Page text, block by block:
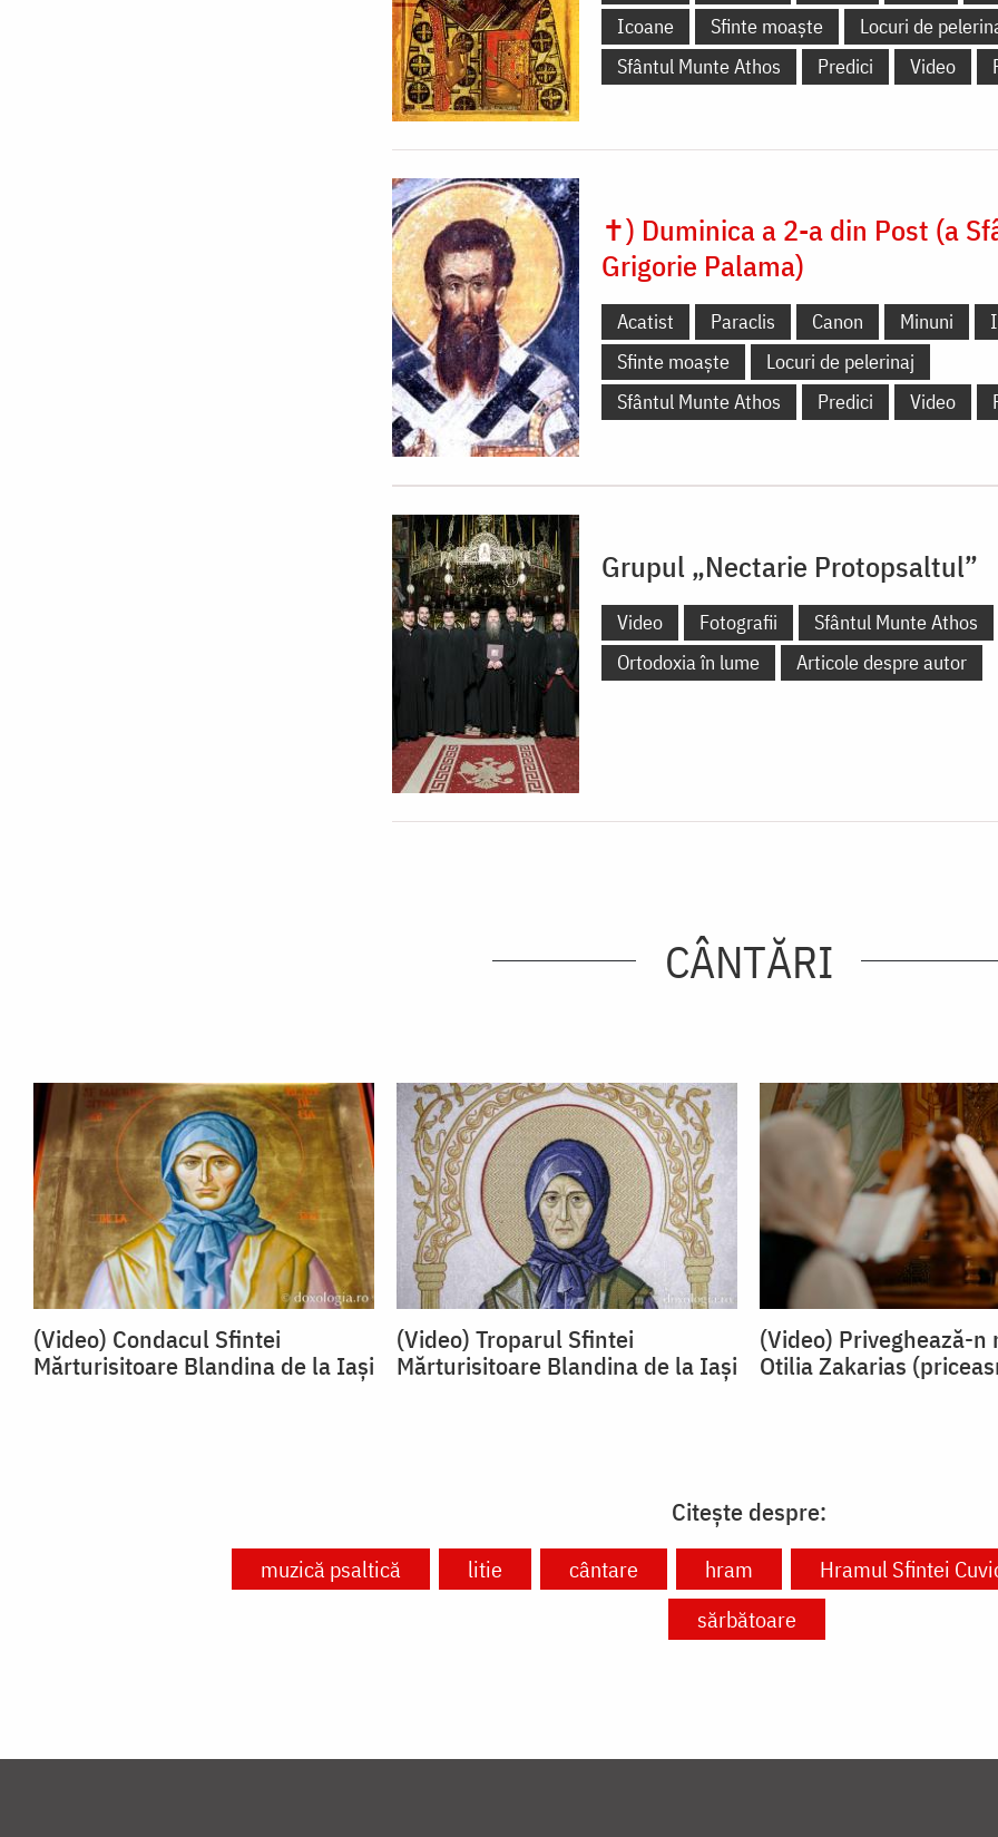
Icoane
Sfinte moaște
Locuri de
Sfântul Munte Athos
Predici Video
✝) Duminica a 2-a din Post (a
Grigorie Palama)
Acatist Paraclis Canon Minuni
Sfinte moaște
Locuri de pelerinaj
Sfântul Munte Athos
Predici Video
Grupul „Nectarie Protopsaltul”
Video Fotografii
Sfântul Munte Athos
Ortodoxia în lume
Articole despre autor
CÂNTĂRI
(Video) Condacul Sfintei
Mărturisitoare Blandina de la Iași
(Video) Troparul Sfintei
Mărturisitoare Blandina de la Iași
(Video) Priveghează-n
Otilia Zakarias
Citește despre:
muzică psaltică litie cântare hram
Hramul Sfintei
sărbătoare